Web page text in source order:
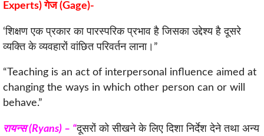
Experts) गेज (Gage)-
‘शिक्षण एक प्रकार का पारस्परिक प्रभाव है जिसका उद्देश्य है दूसरे
व्यक्ति के व्यवहारों वांछित परिवर्तन लाना।”
“Teaching is an act of interpersonal influence aimed at
changing the ways in which other person can or will
behave.”
रायन्स (Ryans) – “दूसरों को सीखने के लिए दिशा निर्देश देने तथा अन्य